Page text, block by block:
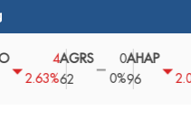
2.63%
AGRS
62
0 AHAP
96
2.04%